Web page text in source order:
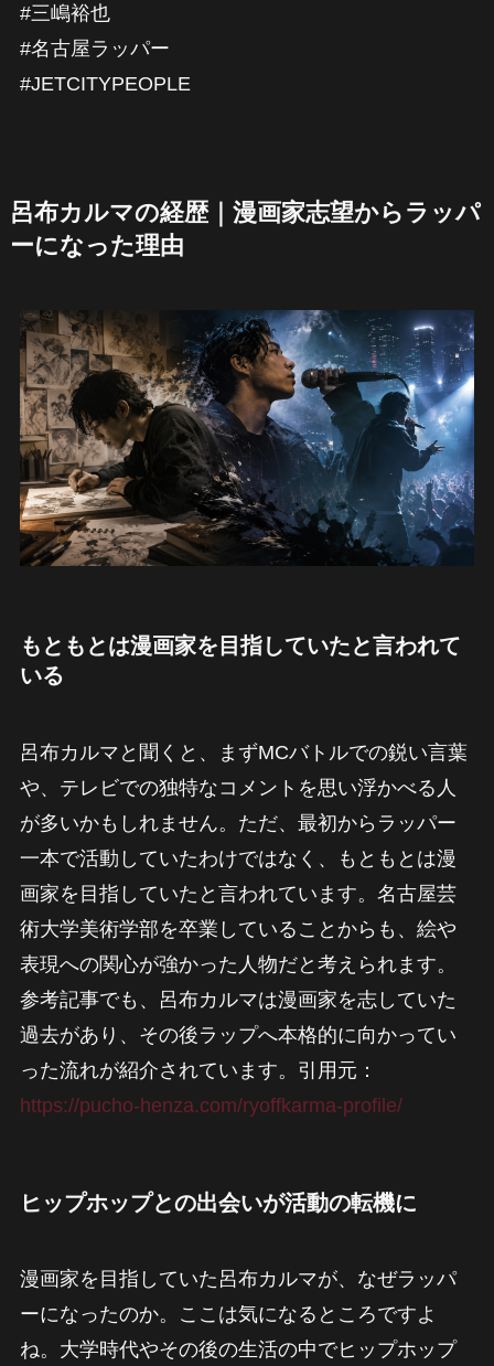
#三嶋裕也
#名古屋ラッパー
#JETCITYPEOPLE
呂布カルマの経歴｜漫画家志望からラッパ
ーになった理由
もともとは漫画家を目指していたと言われて
いる
呂布カルマと聞くと、まずMCバトルでの鋭い言葉
や、テレビでの独特なコメントを思い浮かべる人
が多いかもしれません。ただ、最初からラッパー
一本で活動していたわけではなく、もともとは漫
画家を目指していたと言われています。名古屋芸
術大学美術学部を卒業していることからも、絵や
表現への関心が強かった人物だと考えられます。
参考記事でも、呂布カルマは漫画家を志していた
過去があり、その後ラップへ本格的に向かってい
った流れが紹介されています。引用元：
https://pucho-henza.com/ryoffkarma-profile/
ヒップホップとの出会いが活動の転機に
漫画家を目指していた呂布カルマが、なぜラッパ
ーになったのか。ここは気になるところですよ
ね。大学時代やその後の生活の中でヒップホップ